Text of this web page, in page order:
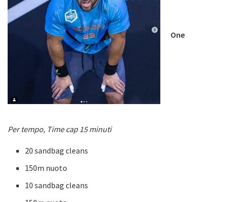
One
Per tempo, Time cap 15 minuti
20 sandbag cleans
150m nuoto
10 sandbag cleans